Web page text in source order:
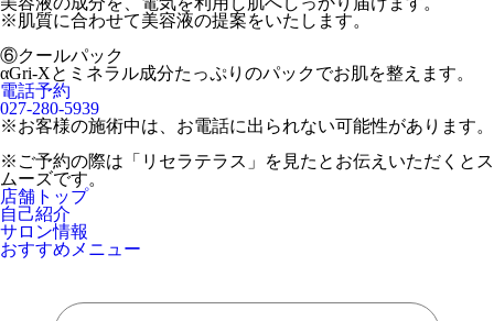
※肌質に合わせて美容液の提案をいたします。
⑥クールパック
αGri-Xとミネラル成分たっぷりのパックでお肌を整えます。
電話予約
027-280-5939
※お客様の施術中は、お電話に出られない可能性があります。
※ご予約の際は「リセラテラス」を見たとお伝えいただくとス
ムーズです。
店舗トップ
自己紹介
サロン情報
おすすめメニュー